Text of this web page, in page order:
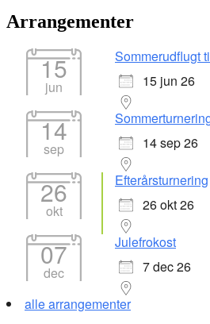
Arrangementer
15
jun
Sommerudflugt
15 jun 26
14
sep
14 sep 26
26
okt
Efterårsturnering
26 okt 26
07
dec
Julefrokost
7 dec 26
alle arrangementer